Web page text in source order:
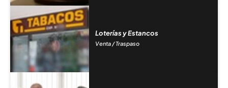
Loterías y Estancos
Venta / Traspaso